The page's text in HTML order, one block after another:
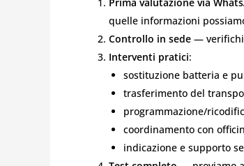
quelle informazioni
Controllo in sede —
Interventi pratici:
sostituzione batteria e
trasferimento del
programmazione/
coordinamento con
indicazione e supporto